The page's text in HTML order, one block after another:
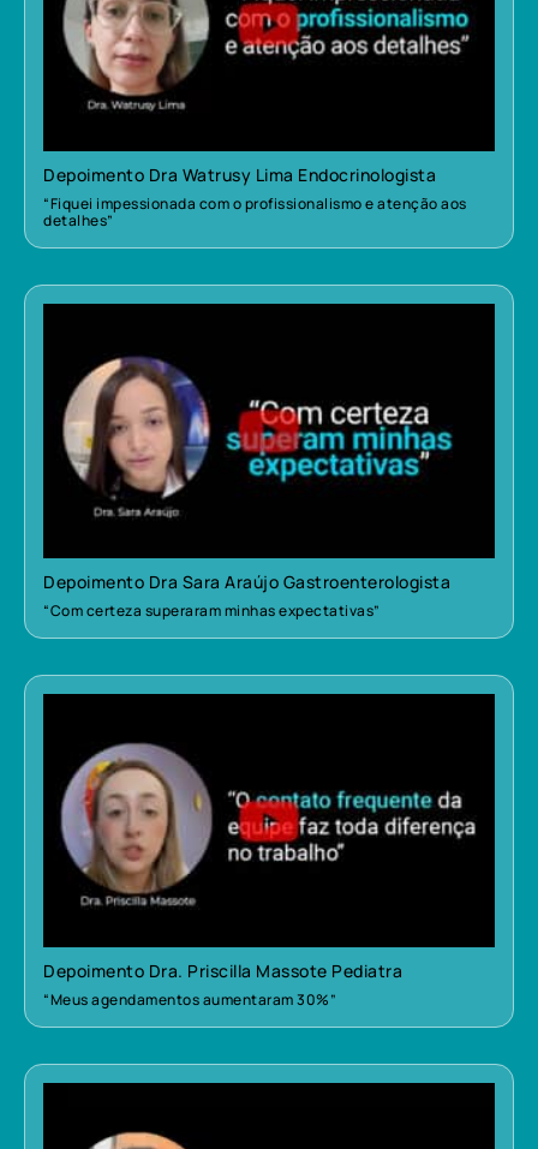
Depoimento Dra Watrusy Lima Endocrinologista
“Fiquei impessionada com o profissionalismo e atenção aos
detalhes”
Depoimento Dra Sara Araújo Gastroenterologista
“Com certeza superaram minhas expectativas”
Depoimento Dra. Priscilla Massote Pediatra
“Meus agendamentos aumentaram 30%”